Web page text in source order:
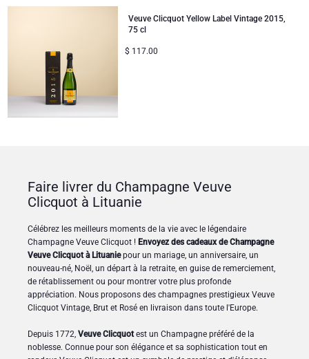
Veuve Clicquot Yellow Label Vintage 2015,
75 cl
$ 117.00
Faire livrer du Champagne Veuve
Clicquot à Lituanie
Célébrez les meilleurs moments de la vie avec le légendaire
Champagne Veuve Clicquot ! Envoyez des cadeaux de Champagne
Veuve Clicquot à Lituaniepour un mariage, un anniversaire, un
nouveau-né, Noël, un départ à la retraite, en guise de remerciement,
de rétablissement ou pour montrer votre plus profonde
appréciation. Nous proposons des champagnes prestigieux Veuve
Clicquot Vintage, Brut et Rosé en livraison dans toute l'Europe.
Depuis 1772, Veuve Clicquotest un Champagne préféré de la
noblesse. Connue pour son élégance et sa sophistication tout en